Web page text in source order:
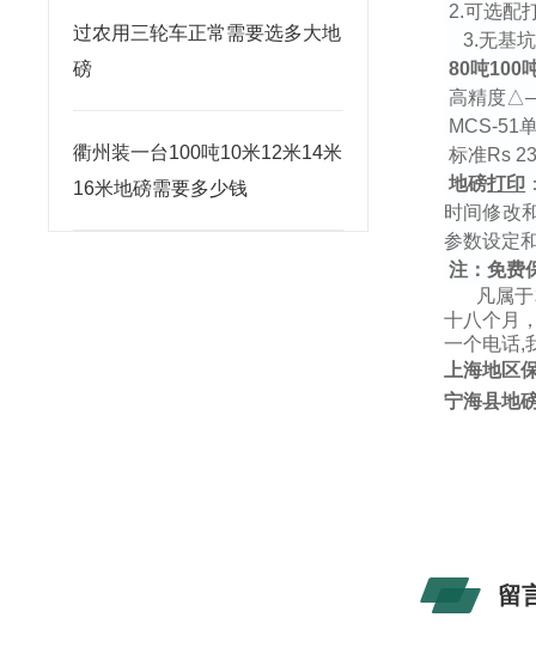
过农用三轮车正常需要选多大地
磅
衢州装一台100吨10米12米14米
16米地磅需要多少钱
2.可选配
3.无基
80吨100
高精度
MCS-51
标准Rs
地磅打印
时间修改
参数设定
注：免费
凡属
十八个月
一个电话,
上海地区
宁海县地
留